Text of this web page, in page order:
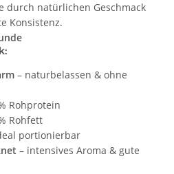
durch natürlichen Geschmack
Konsistenz.
– naturbelassen & ohne
Rohprotein
Rohfett
portionierbar
– intensives Aroma & gute